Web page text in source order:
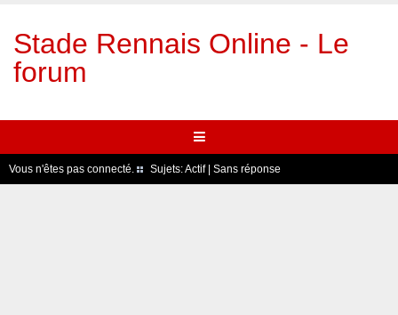
Stade Rennais Online - Le
forum
Vous n'êtes pas connecté. Sujets:Actif| Sans réponse